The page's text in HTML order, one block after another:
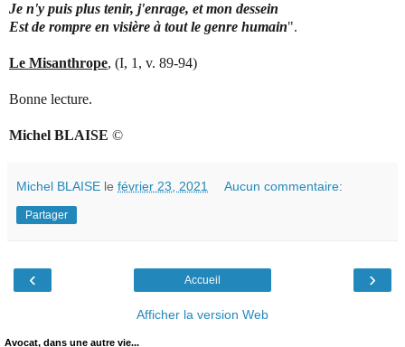
Je n'y puis plus tenir, j'enrage, et mon dessein
Est de rompre en visière à tout le genre humain".
Le Misanthrope, (I, 1, v. 89-94)
Bonne lecture.
Michel BLAISE ©
Michel BLAISE le février 23, 2021 Aucun commentaire:
Partager
‹ ›
Accueil
Afficher la version Web
Avocat, dans une autre vie...